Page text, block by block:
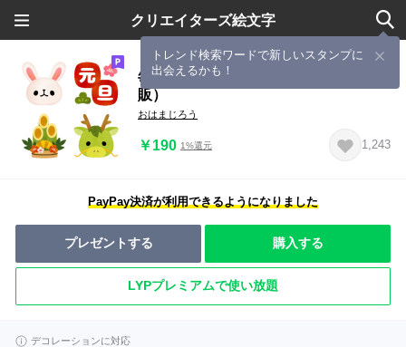
クリエイターズ絵文字
トレンド検索ワードで新しいスタンプに
出会えるかも！
毎年使える十二支のお正月絵文字（再
販）
おはまじろう
￥190 1%還元 1,243
PayPay決済が利用できるようになりました
プレゼントする 購入する
LYPプレミアムで使い放題
デコレーションに対応